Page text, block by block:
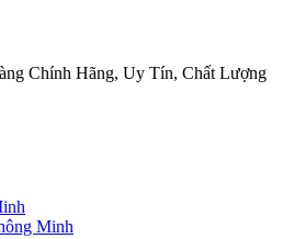
Chính Hãng, Uy Tín, Chất Lượng
Minh